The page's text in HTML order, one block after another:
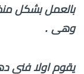
بالعمل بشكل
وهى .
يقوم اولا فنى